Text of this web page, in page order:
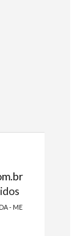
- ME